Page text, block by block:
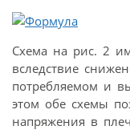
Схема на рис. 2
вследствие
потребляемом и
этом обе схемы
напряжения в